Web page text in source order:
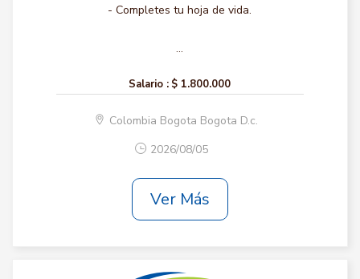
- Completes tu hoja de vida.
...
Salario : $ 1.800.000
Colombia Bogota Bogota D.c.
2026/08/05
Ver Más